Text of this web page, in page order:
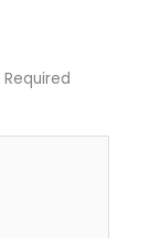
Required